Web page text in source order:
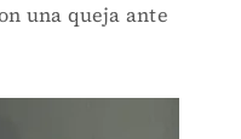
una queja ante